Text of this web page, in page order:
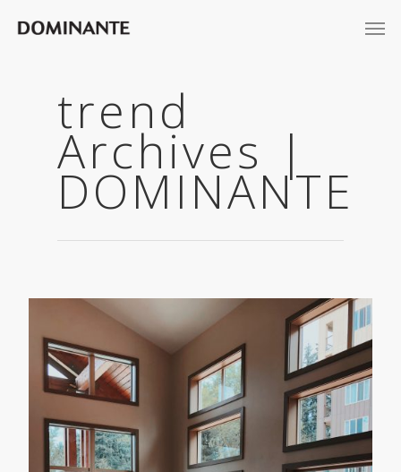
trend
Archives |
DOMINANTE